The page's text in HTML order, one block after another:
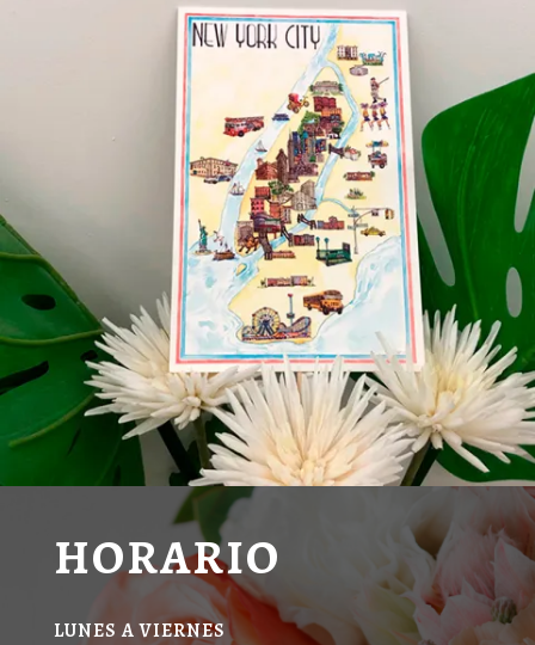
HORARIO
LUNES A VIERNES